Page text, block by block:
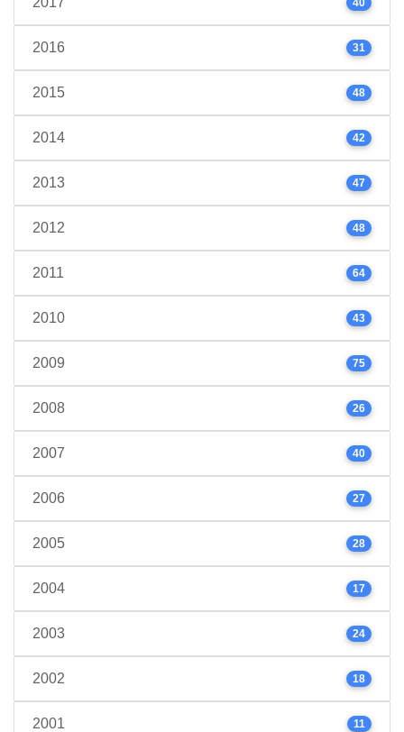
2016 31
2015 48
2014 42
2013 47
2012 48
2011 64
2010 43
2009 75
2008 26
2007 40
2006 27
2005 28
2004 17
2003 24
2002 18
2001 11